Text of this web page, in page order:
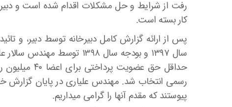
رفت از شرایط و حل مشکلات اقدام شده است و
کار بسته است.
پس از ارائه گزارش کامل دبیرخانه توسط دبیر، و
سال ۱۳۹۷ و بودجه سال ۱۳۹۸
حداقل حق
پیوستند که مقدم آنها را گرامی می­داریم.